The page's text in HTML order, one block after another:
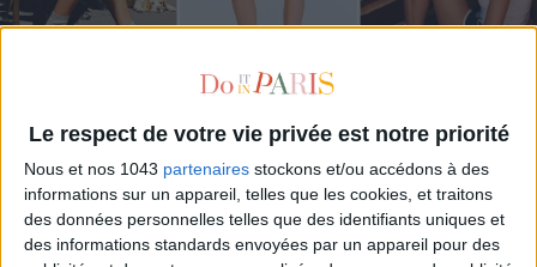
Le respect de votre vie privée est notre priorité
Nous et nos 1043 partenaires stockons et/ou accédons à des
informations sur un appareil, telles que les cookies, et traitons
des données personnelles telles que des identifiants uniques et
des informations standards envoyées par un appareil pour des
LES SNEAKERS STARS DE L’ÉTÉ